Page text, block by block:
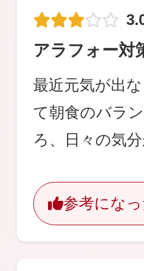
アラフォー対
最近元気が出
て朝食のバラ
ろ、日々の気
参考になっ